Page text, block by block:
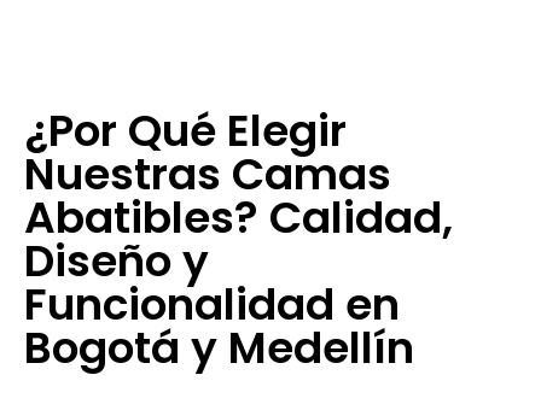
¿Por Qué Elegir
Nuestras Camas
Abatibles? Calidad,
Diseño y
Funcionalidad en
Bogotá y Medellín